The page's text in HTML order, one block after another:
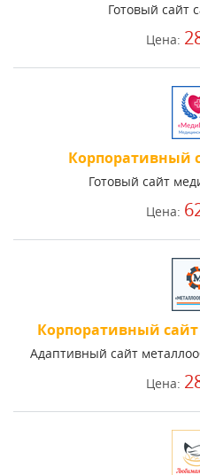
Готовый сайт
Цена:
Корпоративный
Готовый сайт
Цена:
Корпоративный
Адаптивный сайт
Цена: